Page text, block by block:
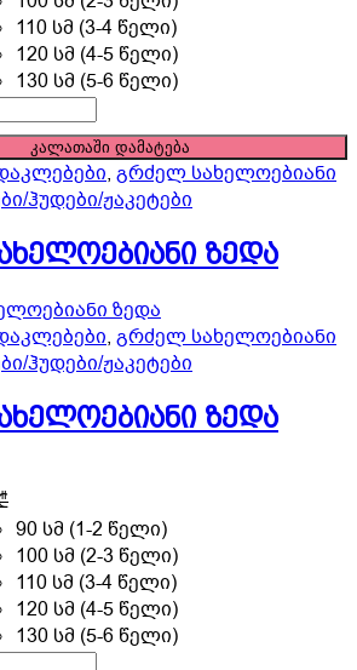
multiple
variants.
The
options
may
be
chosen
on
the
product
110 სმ (3-4 წელი)
120 სმ (4-5 წელი)
130 სმ (5-6 წელი)
კალათაში დამატება
, გრძელ სახელოებიანი
ჰუდები/ჟაკეტები
ზედა
, გრძელ სახელოებიანი
ჰუდები/ჟაკეტები
ზედა
This
product
has
multiple
variants.
The
options
90 სმ (1-2 წელი)
100 სმ (2-3 წელი)
110 სმ (3-4 წელი)
120 სმ (4-5 წელი)
130 სმ (5-6 წელი)